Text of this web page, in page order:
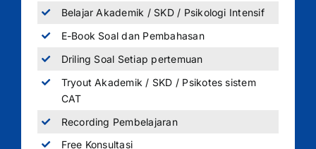
Belajar Akademik / SKD / Psikologi Intensif
E-Book Soal dan Pembahasan
Driling Soal Setiap pertemuan
Tryout Akademik / SKD / Psikotes sistem
CAT
Recording Pembelajaran
Free Konsultasi